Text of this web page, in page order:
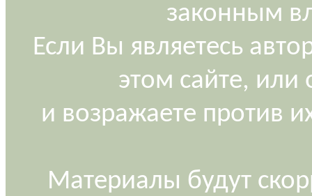
законным
Если Вы являетесь
этом сайте, или
и возражаете против
Материалы будут